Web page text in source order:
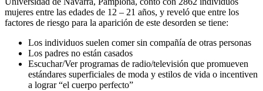
mujeres entre las edades de 12 – 21 años, y reveló que entre los
factores de riesgo para la aparición de este desorden se tiene:
Los individuos suelen comer sin compañía de otras personas
Los padres no están casados
Escuchar/Ver programas de radio/televisión que promueven
estándares superficiales de moda y estilos de vida o incentiven
a lograr “el cuerpo perfecto”